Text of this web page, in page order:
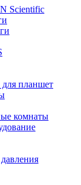
Scientific
планшет
комнаты